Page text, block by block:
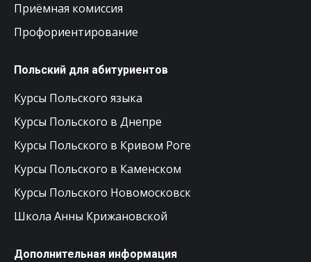
Приёмная комиссия
Профориентирование
Польский для абитуриентов
Курсы Польского языка
Курсы Польского в Днепре
Курсы Польского в Кривом Роге
Курсы Польского в Каменском
Курсы Польского Новомосковск
Школа Анны Крижановской
Дополнительная информация